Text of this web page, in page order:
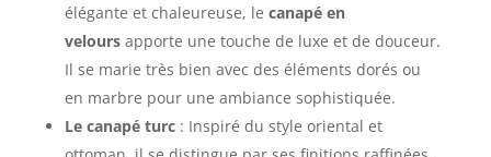
élégante et chaleureuse, le canapé en
veloursapporte une touche de luxe et de douceur.
Il se marie très bien avec des éléments dorés ou
en marbre pour une ambiance sophistiquée.
Le canapé turc: Inspiré du style oriental et